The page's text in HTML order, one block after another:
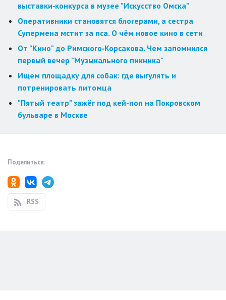
выставки‑конкурса в музее "Искусство Омска"
Оперативники становятся блогерами, а сестра
Супермена мстит за пса. О чём новое кино в сети
От "Кино" до Римского‑Корсакова. Чем запомнился
первый вечер "Музыкального пикника"
Ищем площадку для собак: где выгулять и
потренировать питомца
"Пятый театр" зажёг под кей-поп на Покровском
бульваре в Москве
Поделиться:
RSS